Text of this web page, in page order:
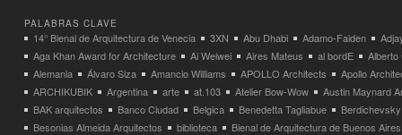
PALABRAS CLAVE
14° Bienal de Arquitectura de Venecia 3XN Abu Dhabi Adamo-Faiden
Aga Khan Award for Architecture
Ai Weiwei Aires Mateus al bordE
Alberto
Alemania
Álvaro Siza Amancio Williams APOLLO Architects
Apollo
ARCHIKUBIK
Argentina arte at.103 Atelier Bow-Wow
Austin Maynard
BAK arquitectos
Banco Ciudad Belgica Benedetta Tagliabue
Besonias Almeida Arquitectos
biblioteca
Bienal de Arquitectura de Buenos Aires